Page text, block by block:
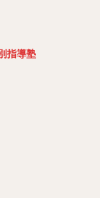
指導塾